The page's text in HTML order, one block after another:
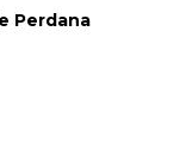
Perdana